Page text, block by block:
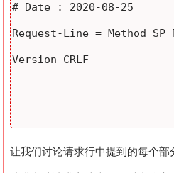
# Date : 2020-08-25
Request-Line = Method SP
Version CRLF
让我们讨论请求行中提到的每个部